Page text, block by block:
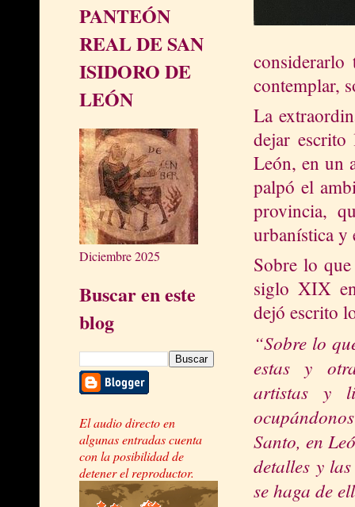
PANTEÓN
REAL DE SAN
ISIDORO DE
LEÓN
Diciembre 2025
Buscar en este
blog
El audio directo en
algunas entradas cuenta
con la posibilidad de
detener el reproductor.
contemplar,
La
dejar
León, en un
palpó el
provincia,
urbanística y
Sobre lo
siglo XIX
dejó escrito
“Sobre lo
estas y
artistas y
Santo, en
detalles y
se haga de